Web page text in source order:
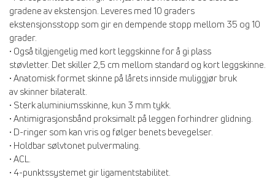
gradene av ekstensjon. Leveres med 10 graders
ekstensjonsstopp som gir en dempende stopp mellom 35 og 10
grader.
• Også tilgjengelig med kort leggskinne for å gi plass
støvletter. Det skiller 2,5 cm mellom standard og kort leggskinne.
• Anatomisk formet skinne på lårets innside muliggjør bruk
av skinner bilateralt.
• Sterk aluminiumsskinne, kun 3 mm tykk.
• Antimigrasjonsbånd proksimalt på leggen forhindrer glidning.
• D-ringer som kan vris og følger benets bevegelser.
• Holdbar sølvtonet pulvermaling.
• ACL.
• 4-punktssystemet gir ligamentstabilitet.